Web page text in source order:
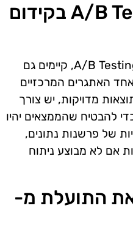
אתגרים ב-A/B Testing בקידום
למרות היתרונות הרבים של A/B Testing, קיימים גם
האתגרים המרכזיים
מדויקות, יש צורך
להבטיח שהממצאים יהיו
של פרשנות נתונים,
אם לא מבוצע ניתוח
התועלת מ-